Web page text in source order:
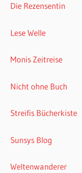
Die Rezensentin
Lese Welle
Monis Zeitreise
Nicht ohne Buch
Streifis Bücherkiste
Sunsys Blog
Weltenwanderer